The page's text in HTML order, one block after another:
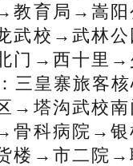
教育局→嵩阳
武校→武林
门→西十里→
三皇寨旅客
→塔沟武校
骨科病院→银
楼→市二院→